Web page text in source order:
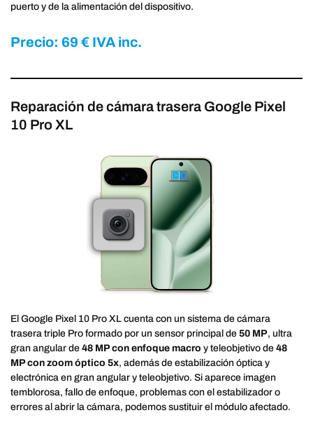
puerto y de la alimentación del dispositivo.
Precio: 69 € IVA inc.
Reparación de cámara trasera Google Pixel
10 Pro XL
El Google Pixel 10 Pro XL cuenta con un sistema de cámara
trasera triple Pro formado por un sensor principal de 50 MP, ultra
gran angular de 48 MP con enfoque macro y teleobjetivo de 48
MP con zoom óptico 5x, además de estabilización óptica y
electrónica en gran angular y teleobjetivo. Si aparece imagen
temblorosa, fallo de enfoque, problemas con el estabilizador o
errores al abrir la cámara, podemos sustituir el módulo afectado.